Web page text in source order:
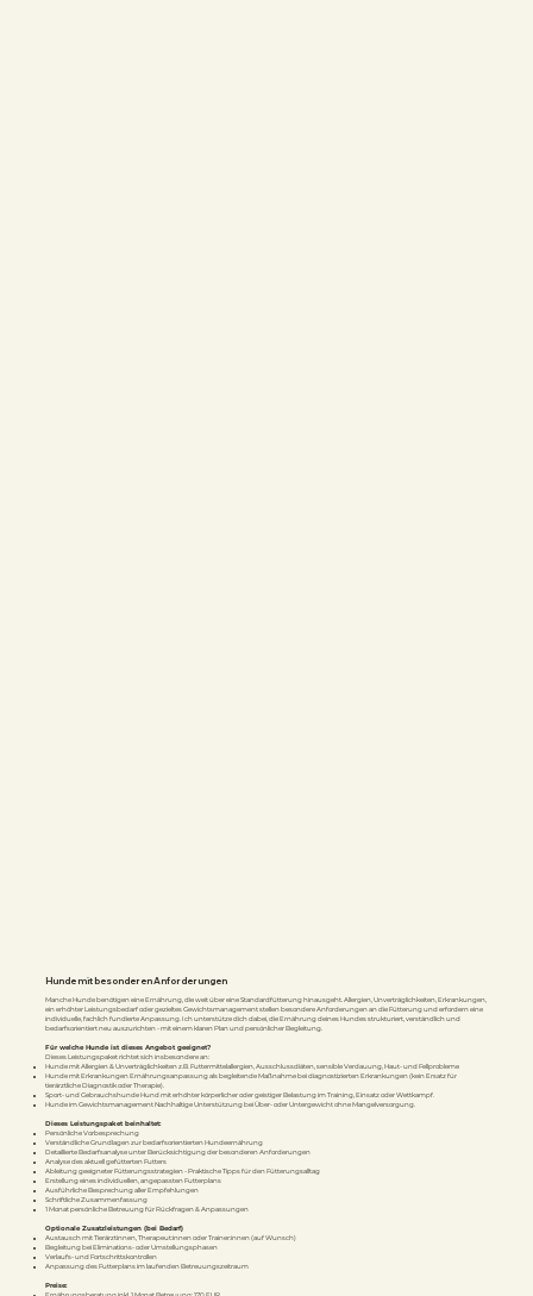
Hunde mit besonderen Anforderungen
Manche Hunde benötigen eine Ernährung, die weit über eine Standardfütterung hinausgeht. Allergien, Unverträglichkeiten, Erkrankungen,
ein erhöhter Leistungsbedarf oder gezieltes Gewichtsmanagement stellen besondere Anforderungen an die Fütterung und erfordern eine
individuelle, fachlich fundierte Anpassung. Ich unterstütze dich dabei, die Ernährung deines Hundes strukturiert, verständlich und
bedarfsorientiert neu auszurichten - mit einem klaren Plan und persönlicher Begleitung.
Für welche Hunde ist dieses Angebot geeignet?
Dieses Leistungspaket richtet sich insbesondere an:
Hunde mit Allergien & Unverträglichkeiten z.B. Futtermittelallergien, Ausschlussdiäten, sensible Verdauung, Haut- und Fellprobleme
Hunde mit Erkrankungen Ernährungsanpassung als begleitende Maßnahme bei diagnostizierten Erkrankungen (kein Ersatz für
tierärztliche Diagnostik oder Therapie).
Sport- und Gebrauchshunde Hund mit erhöhter körperlicher oder geistiger Belastung im Training, Einsatz oder Wettkampf.
Hunde im Gewichtsmanagement Nachhaltige Unterstützung bei Über- oder Untergewicht ohne Mangelversorgung.
Dieses Leistungspaket beinhaltet:
Persönliche Vorbesprechung
Verständliche Grundlagen zur bedarfsorientierten Hundeernährung
Detaillierte Bedarfsanalyse unter Berücksichtigung der besonderen Anforderungen
Analyse des aktuell gefütterten Futters
Ableitung geeigneter Fütterungsstrategien - Praktische Tipps für den Fütterungsalltag
Erstellung eines individuellen, angepassten Futterplans
Ausführliche Besprechung aller Empfehlungen
Schriftliche Zusammenfassung
1 Monat persönliche Betreuung für Rückfragen & Anpassungen
Optionale Zusatzleistungen (bei Bedarf)
Austausch mit Tierärztinnen, Therapeut:innen oder Trainer:innen (auf Wunsch)
Begleitung bei Eliminations- oder Umstellungsphasen
Verlaufs- und Fortschrittskontrollen
Anpassung des Futterplans im laufenden Betreuungszeitraum
Preise: